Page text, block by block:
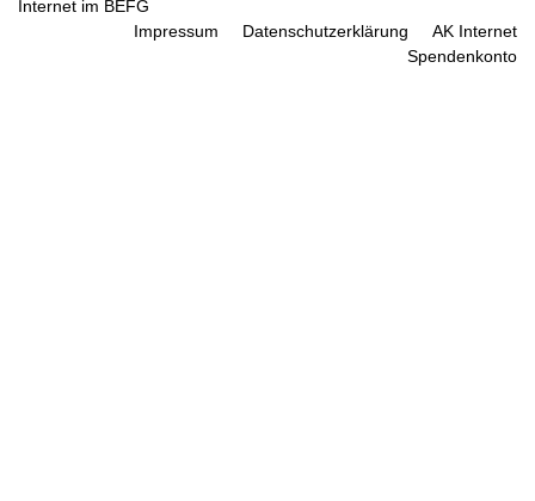
Internet im BEFG
Impressum
Datenschutzerklärung
AK Internet
Spendenkonto